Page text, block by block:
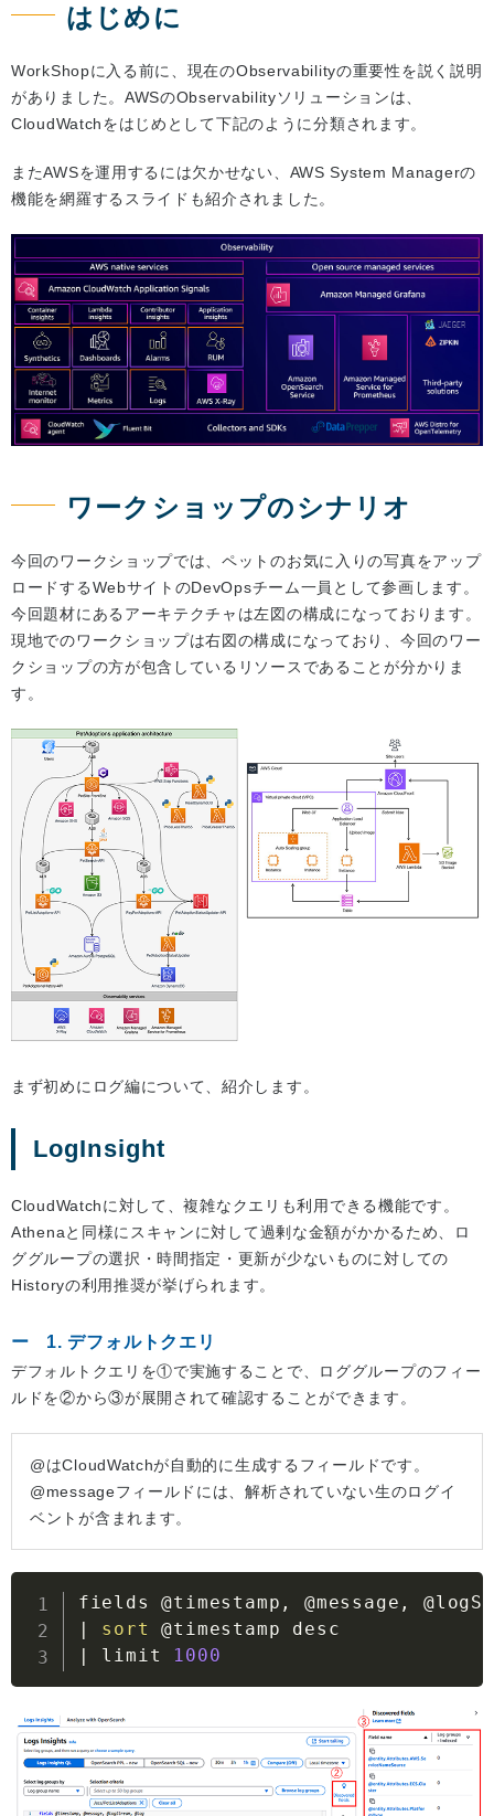
はじめに
WorkShopに入る前に、現在のObservabilityの重要性を説く説明
がありました。AWSのObservabilityソリューションは、
CloudWatchをはじめとして下記のように分類されます。
またAWSを運用するには欠かせない、AWS System Managerの
機能を網羅するスライドも紹介されました。
ワークショップのシナリオ
今回のワークショップでは、ペットのお気に入りの写真をアップ
ロードするWebサイトのDevOpsチーム一員として参画します。
今回題材にあるアーキテクチャは左図の構成になっております。
現地でのワークショップは右図の構成になっており、今回のワー
クショップの方が包含しているリソースであることが分かりま
す。
まず初めにログ編について、紹介します。
LogInsight
CloudWatchに対して、複雑なクエリも利用できる機能です。
Athenaと同様にスキャンに対して過剰な金額がかかるため、ロ
ググループの選択・時間指定・更新が少ないものに対しての
Historyの利用推奨が挙げられます。
1. デフォルトクエリ
デフォルトクエリを①で実施することで、ロググループのフィー
ルドを②から③が展開されて確認することができます。
@はCloudWatchが自動的に生成するフィールドです。
@messageフィールドには、解析されていない生のログイ
ベントが含まれます。
| sort
|
limit 1000